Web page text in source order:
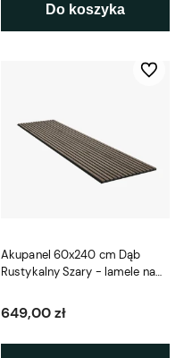
Do koszyka
Akupanel 60x240 cm Dąb
Rustykalny Szary - lamele na
649,00 zł
Do